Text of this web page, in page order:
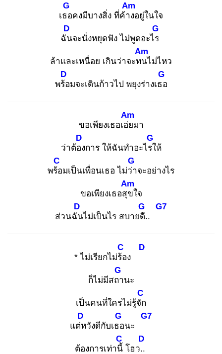
เธอ
G
คงมีบางสิ่ง ที่ค้าง
Am
อยู่ในใจ
ฉัน
D
จะนั่งหยุดฟัง ไม่พูดอะไร
G
ล้าและเหนื่อย เกินว่าจะทน
Am
ไม่ไหว
พร้อ
D
มจะเดินก้าวไป พยุงร่างเธอ
G
ขอเพียงเธอเอ่ย
Am
มา
ว่าต้อง
D
การ ให้ฉันทำอะไรใ
G
ห้
พร้อ
C
มเป็นเพื่อนเธอ ไม่ว่า
G
จะอย่างไร
ขอเพียงเธอสุข
Am
ใจ
ส่วนฉัน
D
ไม่เป็นไร สบายดี.
G
.
G7
* ไม่เรียกไม่ร้อ
C
ง
D
ก็ไม่มีสถา
G
นะ
เป็นคนที่ใครไม่รู้จัก
C
แต่ห
D
วังดีกับเธอ
G
นะ
G7
ต้องการเท่านี้
C
โฮว..
D